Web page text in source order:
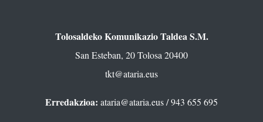
Tolosaldeko Komunikazio Taldea S.M.
San Esteban, 20 Tolosa 20400
tkt@ataria.eus
Erredakzioa: ataria@ataria.eus/ 943 655 695